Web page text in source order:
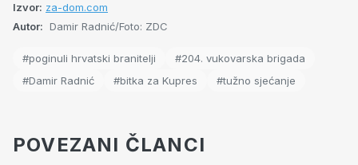
Izvor: za-dom.com
Autor: Damir Radnić/Foto: ZDC
#poginuli hrvatski branitelji
#204. vukovarska brigada
#Damir Radnić
#bitka za Kupres #tužno sjećanje
POVEZANI ČLANCI